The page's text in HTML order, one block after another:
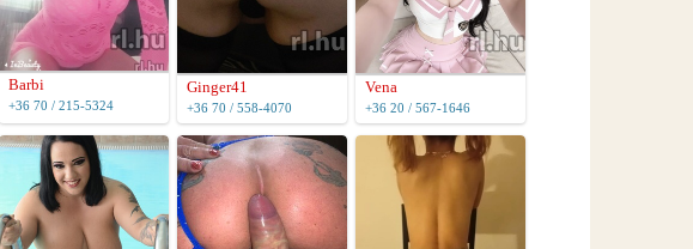
Barbi
+36 70 / 215-5324
Ginger41
+36 70 / 558-4070
Vena
+36 20 / 567-1646